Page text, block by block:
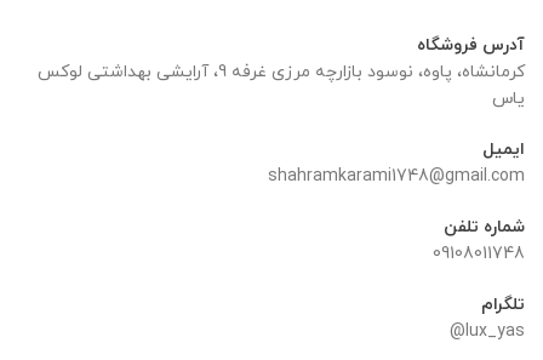
آدرس فروشگاه
کرمانشاه، پاوه، نوسود بازارچه مرزی غرفه 9، آرایشی بهداشتی لوکس
یاس
ایمیل
shahramkarami1748@gmail.com
شماره تلفن
09108011748
تلگرام
lux_yas@